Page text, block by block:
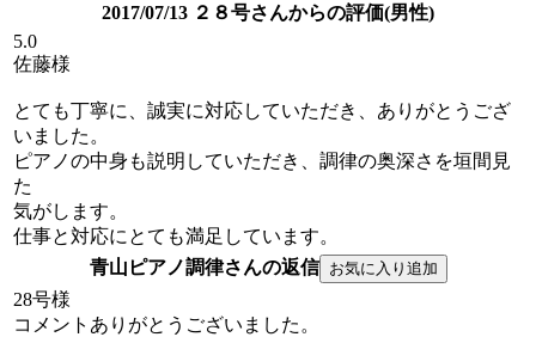
2017/07/13 ２８号さんからの評価(男性)
5.0
佐藤様
とても丁寧に、誠実に対応していただき、ありがとうござ
いました。
ピアノの中身も説明していただき、調律の奥深さを垣間見
た
気がします。
仕事と対応にとても満足しています。
青山ピアノ調律さんの返信
28号様
コメントありがとうございました。